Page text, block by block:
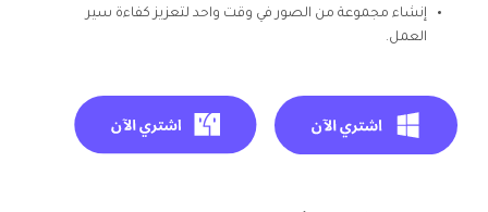
إنشاء مجموعة من الصور في وقت واحد لتعزيز كفاءة سير
العمل.